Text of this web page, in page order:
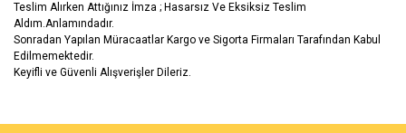
Teslim Alırken Attığınız İmza ; Hasarsız Ve Eksiksiz Teslim
Aldım.Anlamındadır.
Sonradan Yapılan Müracaatlar Kargo ve Sigorta Firmaları Tarafından Kabul
Edilmemektedir.
Keyifli ve Güvenli Alışverişler Dileriz.